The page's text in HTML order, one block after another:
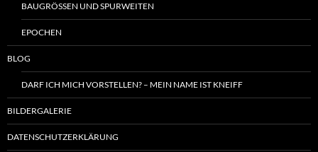
BAUGRÖSSEN UND SPURWEITEN
EPOCHEN
BLOG
DARF ICH MICH VORSTELLEN? – MEIN NAME IST KNEIFF
BILDERGALERIE
DATENSCHUTZERKLÄRUNG